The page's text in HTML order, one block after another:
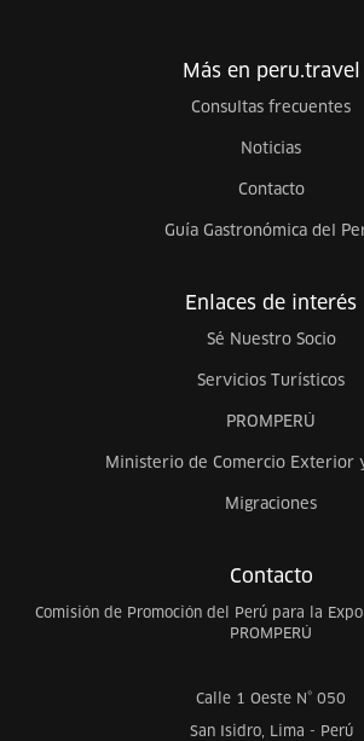
Más en peru.travel
Consultas frecuentes
Noticias
Contacto
Guía Gastronómica del
Enlaces de interés
Sé Nuestro Socio
Servicios Turísticos
PROMPERÚ
Ministerio de Comercio Exterior
Migraciones
Contacto
Comisión de Promoción del Perú para la
PROMPERÚ
Calle 1 Oeste N° 050
San Isidro, Lima - Perú